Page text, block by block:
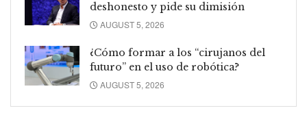
deshonesto y pide su dimisión
AUGUST 5, 2026
¿Cómo formar a los “cirujanos del
futuro” en el uso de robótica?
AUGUST 5, 2026